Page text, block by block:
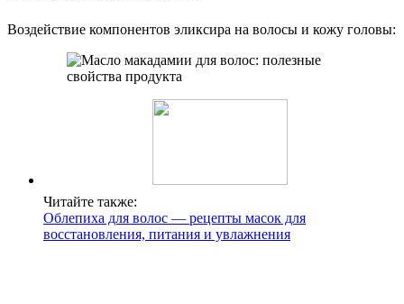
Воздействие компонентов эликсира на волосы и кожу головы:
Читайте также:
Облепиха для волос — рецепты масок для
восстановления, питания и увлажнения